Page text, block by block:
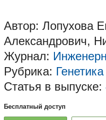
Автор: Лопухова
Александрович,
Журнал:
Рубрика: Генетика
Статья в выпуске:
Бесплатный доступ